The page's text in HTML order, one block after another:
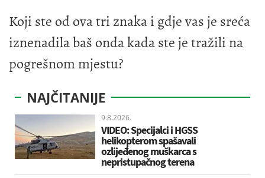
Koji ste od ova tri znaka i gdje vas je sreća
iznenadila baš onda kada ste je tražili na
pogrešnom mjestu?
NAJČITANIJE
9.8.2026.
VIDEO: Specijalci i HGSS
helikopterom spašavali
ozlijeđenog muškarca s
nepristupačnog terena